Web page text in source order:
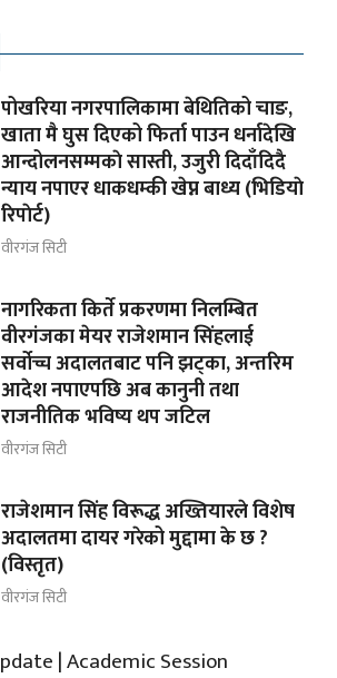
पोखरिया नगरपालिकामा बेथितिको चाङ,
खाता मै घुस दिएको फिर्ता पाउन धर्नादेखि
आन्दोलनसम्मकाे सास्ती, उजुरी दिदाँदिदै
न्याय नपाएर धाकधम्की खेप्न बाध्य (भिडियाे
रिपाेर्ट)
वीरगंज सिटी
नागरिकता किर्ते प्रकरणमा निलम्बित
वीरगंजका मेयर राजेशमान सिंहलाई
सर्वोच्च अदालतबाट पनि झट्का, अन्तरिम
आदेश नपाएपछि अब कानुनी तथा
राजनीतिक भविष्य थप जटिल
वीरगंज सिटी
राजेशमान सिंह विरूद्ध अख्तियारले विशेष
अदालतमा दायर गरेको मुद्दामा के छ ?
(विस्तृत)
वीरगंज सिटी